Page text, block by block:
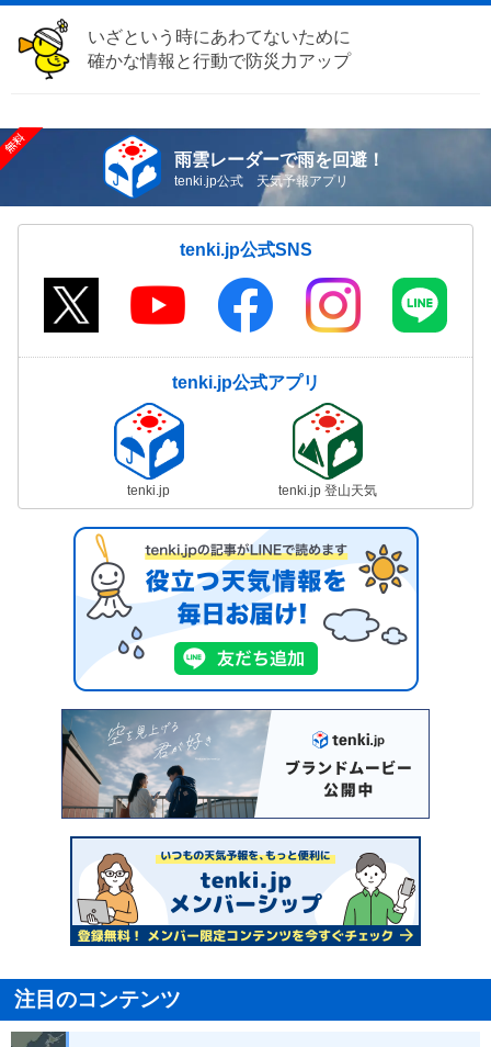
いざという時にあわてないために
確かな情報と行動で防災力アップ
雨雲レーダーで雨を回避！
tenki.jp公式 天気予報アプリ
tenki.jp公式SNS
tenki.jp公式アプリ
tenki.jp tenki.jp 登山天気
注目のコンテンツ